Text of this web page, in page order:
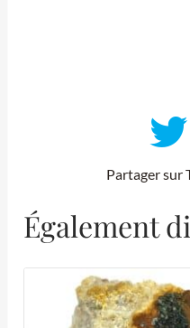
Partager sur
Également